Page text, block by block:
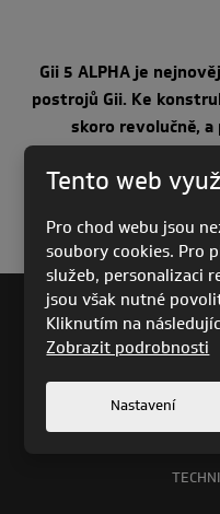
Gii 5 ALPHA je
postrojů Gii. Ke
skoro revolučně,
Více o
Tento web
Pro chod webu jsou
soubory cookies. Pro
služeb, personalizaci
jsou však nutné
Kliknutím na
Zobrazit podrobnosti
Nastavení